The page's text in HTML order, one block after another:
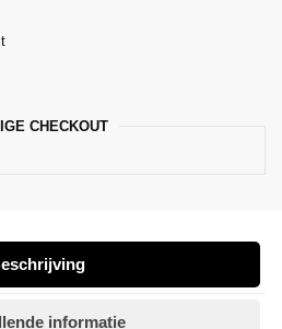
CHECKOUT
informatie